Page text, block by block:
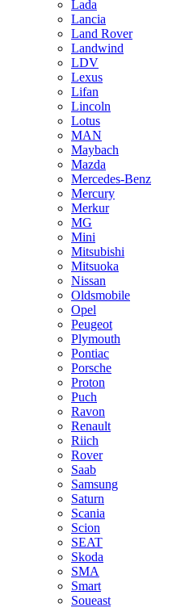
Lada
Lancia
Land Rover
Landwind
LDV
Lexus
Lifan
Lincoln
Lotus
MAN
Maybach
Mazda
Mercedes-Benz
Mercury
Merkur
MG
Mini
Mitsubishi
Mitsuoka
Nissan
Oldsmobile
Opel
Peugeot
Plymouth
Pontiac
Porsche
Proton
Puch
Ravon
Renault
Riich
Rover
Saab
Samsung
Saturn
Scania
Scion
SEAT
Skoda
SMA
Smart
Soueast